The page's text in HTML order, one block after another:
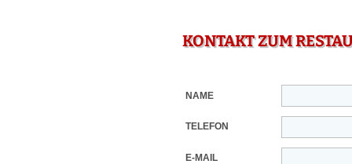
KONTAKT ZUM
NAME
TELEFON
E-MAIL